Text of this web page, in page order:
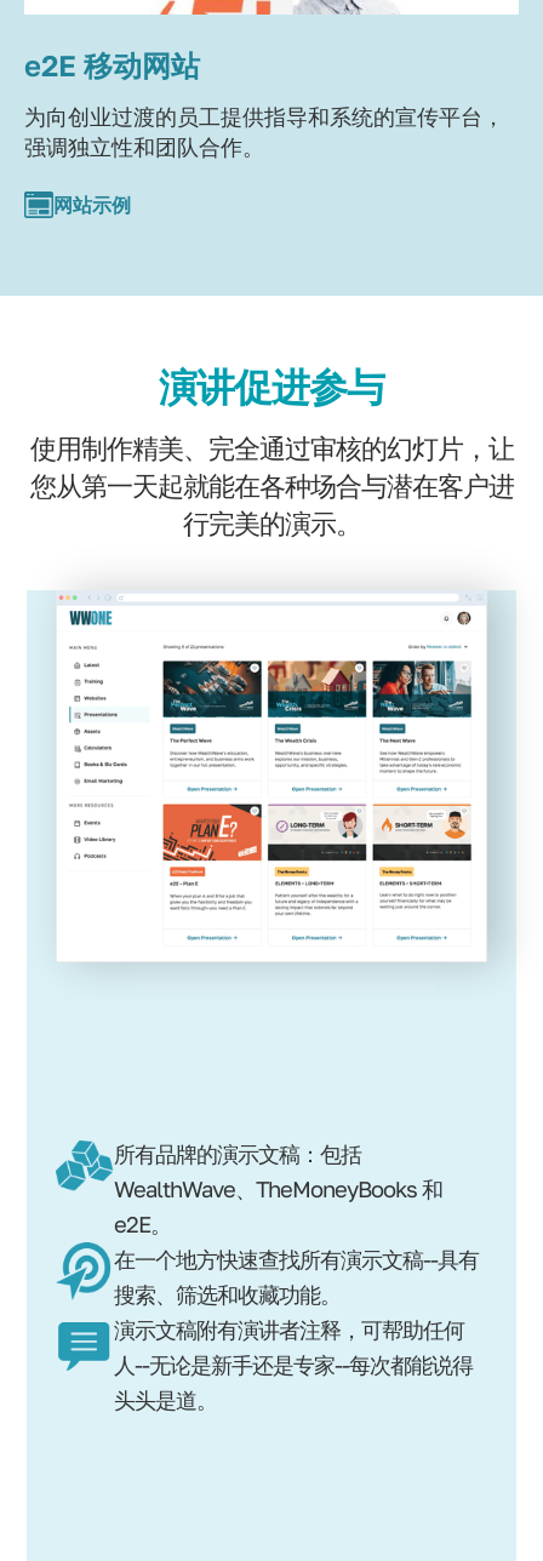
e2E 移动网站
为向创业过渡的员工提供指导和系统的宣传平台，
强调独立性和团队合作。
网站示例
演讲促进参与
使用制作精美、完全通过审核的幻灯片，让
您从第一天起就能在各种场合与潜在客户进
行完美的演示。
所有品牌的演示文稿：包括
WealthWave、TheMoneyBooks 和
e2E。
在一个地方快速查找所有演示文稿--具有
搜索、筛选和收藏功能。
演示文稿附有演讲者注释，可帮助任何
人--无论是新手还是专家--每次都能说得
头头是道。